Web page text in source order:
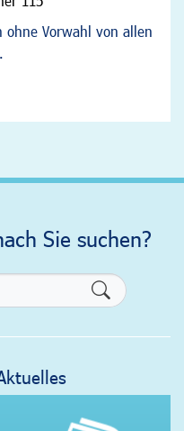
ohne Vorwahl von allen
Sie suchen?